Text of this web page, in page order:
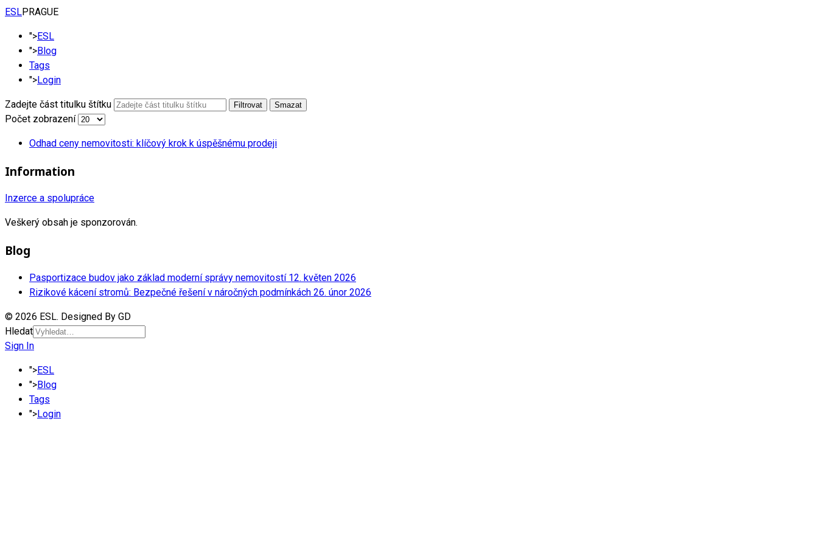
ESLPRAGUE
">ESL
">Blog
Tags
">Login
Zadejte část titulku štítku Filtrovat Smazat
Počet zobrazení
Odhad ceny nemovitosti: klíčový krok k úspěšnému prodeji
Information
Inzerce a spolupráce
Veškerý obsah je sponzorován.
Blog
Pasportizace budov jako základ moderní správy nemovitostí 12. květen 2026
Rizikové kácení stromů: Bezpečné řešení v náročných podmínkách 26. únor 2026
© 2026 ESL. Designed By GD
Hledat
Sign In
">ESL
">Blog
Tags
">Login